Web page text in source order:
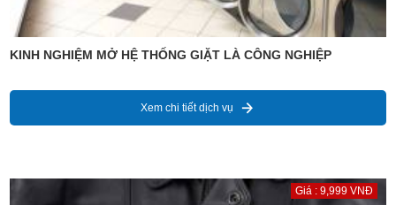
KINH NGHIỆM MỞ HỆ THỐNG GIẶT LÀ CÔNG NGHIỆP
Xem chi tiết dịch vụ
Giá : 9,999 VNĐ